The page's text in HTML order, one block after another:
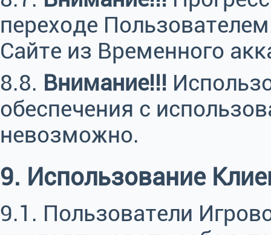
переходе
Сайте из Временного
8.8. Внимание!!!
обеспечения с
невозможно.
9. Использование
9.1. Пользователи